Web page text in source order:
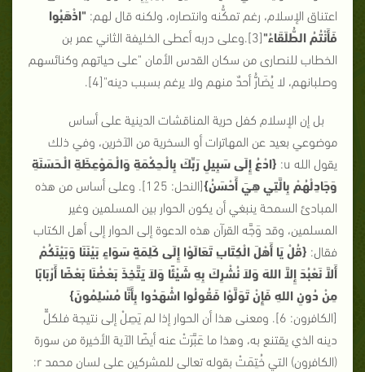
اعتناق الإسلام، رغم تمكُّنه وانتصاره، ولكنه قال لهم: "اذْهَبُوا
فَأَنْتُمُ الطُّلَقَاءُ"[3].وعلى دربه أعطى الخليفة الثاني عمر بن
الخطاب للنصارى من سكان القدس الأمان "على حياتهم وكنائسهم
وصلبانهم، لا يُضَارُّ أحدٌ منهم ولا يرغم بسبب دينه"[4]
.
بل إن الإسلام كفل حرية المناقشات الدينية على أساس
موضوعي بعيد عن المهاترات أو السخرية من الآخرين، وفي ذلك
يقول الله u
: {ادْعُ إِلَى سَبِيلِ رَبِّكَ بِالْـحِكْمَةِ وَالْـمَوْعِظَةِ الْـحَسَنَةِ
وَجَادِلْهُمْ بِالَّتِي هِيَ أَحْسَنُ}
[النحل: 125]. وعلى أساس من هذه
المبادئ السمحة ينبغي أن يكون الحوار بين المسلمين وغير
المسلمين، وقد وَجَّه القرآن هذه الدعوة إلى الحوار إلى أهل الكتاب
فقال: {قُلْ يَا أَهْلَ الْكِتَابِ تَعَالَوْا إِلَى كَلِمَةٍ سَوَاءٍ بَيْنَنَا وَبَيْنَكُمْ
أَلاَّ نَعْبُدَ إِلاَّ اللهَ وَلاَ نُشْرِكَ بِهِ شَيْئًا وَلاَ يَتَّخِذَ بَعْضُنَا بَعْضًا أَرْبَابًا
مِنْ دُونِ اللهِ فَإِنْ تَوَلَّوْا فَقُولُوا اشْهَدُوا بِأَنَّا مُسْلِمُونَ}
[الكافرون: 6]. ومعنى هذا أن الحوار إذا لم يَصِلْ إلى نتيجة فلكلٍّ
دينه الذي يقتنع به، وهذا ما عَبَّرَتْ عنه أيضًا الآية الأخيرة من سورة
(الكافرون) التي خُتِمَتْ بقوله تعالى للمشركين على لسان محمد r
: